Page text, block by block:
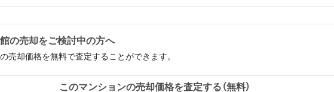
の売却をご検討中の方へ
売却価格を無料で査定することができます。
このマンションの売却価格を査定する（無料）